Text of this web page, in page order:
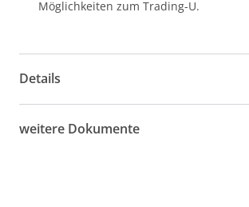
Möglichkeiten zum Trading-U.
Details
weitere Dokumente